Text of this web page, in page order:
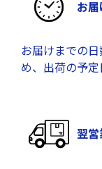
お
お届けまでの
め、出荷の予定
翌営